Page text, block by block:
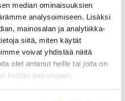
median ominaisuuksien
analysoimiseen. Lisäksi
mainosalan ja analytiikka-
siitä, miten käytät
voivat yhdistää näitä
olet antanut heille tai joita on
heidän palvelujaan.
(+ alv), normaalihinta 550
kautta oheisella linkillä.